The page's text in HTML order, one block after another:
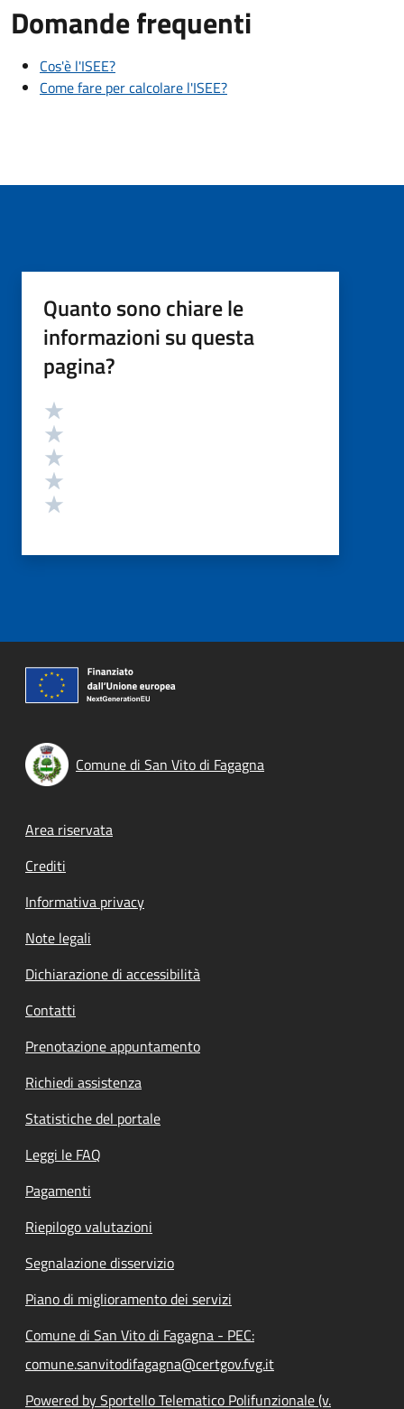
Domande frequenti
Cos'è l'ISEE?
Come fare per calcolare l'ISEE?
Quanto sono chiare le
informazioni su questa
pagina?
Valutazione
Comune di San Vito di Fagagna
Footer menu
Area riservata
Crediti
Informativa privacy
Note legali
Dichiarazione di accessibilità
Contatti
Prenotazione appuntamento
Richiedi assistenza
Statistiche del portale
Leggi le FAQ
Pagamenti
Riepilogo valutazioni
Segnalazione disservizio
Piano di miglioramento dei servizi
Comune di San Vito di Fagagna - PEC:
comune.sanvitodifagagna@certgov.fvg.it
Powered by Sportello Telematico Polifunzionale (v.